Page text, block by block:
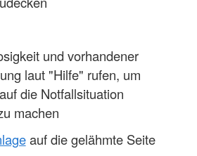
und vorhandener
laut "Hilfe" rufen, um
die Notfallsituation
machen
auf die gelähmte Seite